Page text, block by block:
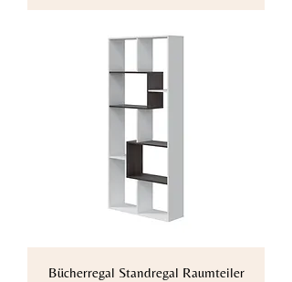
Bücherregal Standregal Raumteiler